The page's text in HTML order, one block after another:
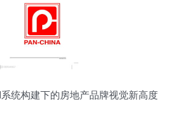
统构建下的房地产品牌视觉新高度